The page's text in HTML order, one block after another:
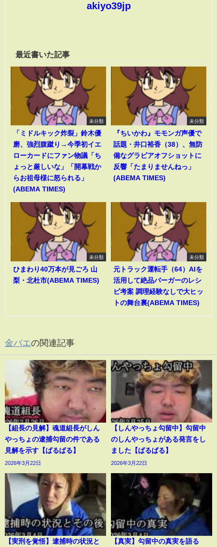
akiyo39jp
最近書いた記事
未分類
「ミドルキック炸裂」鈴木優
磨、強烈腹蹴り→今季初イエ
ローカードにファン物議「ち
ょっと厳しいな」「開幕戦か
らお祖母様に怒られる」
(ABEMA TIMES)
未分類
『ちいかわ』モモンガ声優で
話題・井口裕香（38）、無防
備なグラビアオフショットに
反響「たまりませんねっ」
(ABEMA TIMES)
未分類
ひまわり40万本が見ごろ 山
梨・北杜市(ABEMA TIMES)
未分類
元トラック運転手（64）AIを
活用して絶品バーガーのレシ
ピ考案 調理経験なしで大ヒッ
トの舞台裏(ABEMA TIMES)
金バエの関連記事
【組長の見解】魂道組長がしん
やっちょの逮捕勾留の件である
見解を示す【ぱるぱる】
2026年3月22日
【しんやっちょ勾留中】勾留中
のしんやっちょがある発言をし
ました【ぱるぱる】
2026年3月22日
【実刑を覚悟】逮捕時の状況と
【真実】勾留中の真実を語る